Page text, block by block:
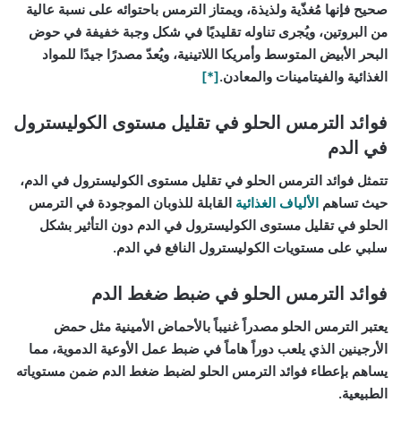
صحيح فإنها مُغذّية ولذيذة، ويمتاز الترمس باحتوائه على نسبة عالية
من البروتين، ويُجرى تناوله تقليديًا في شكل وجبة خفيفة في حوض
البحر الأبيض المتوسط ​​وأمريكا اللاتينية، ويُعدّ مصدرًا جيدًا للمواد
الغذائية والفيتامينات والمعادن.[*]
فوائد الترمس الحلو في تقليل مستوى الكوليسترول
في الدم
تتمثل فوائد الترمس الحلو في تقليل مستوى الكوليسترول في الدم،
حيث تساهم الألياف الغذائية القابلة للذوبان الموجودة في الترمس
الحلو فيتقليل مستوى الكوليسترول في الدم دون التأثير بشكل
سلبي على مستويات الكوليسترول النافع في الدم.
فوائد الترمس الحلو في ضبط ضغط الدم
يعتبر الترمس الحلو مصدراً غنيباً بالأحماض الأمينية مثل حمض
الأرجينين الذي يلعب دوراً هاماً في ضبط عمل الأوعية الدموية، مما
يساهم بإعطاء فوائد الترمس الحلو لضبط ضغط الدم ضمن مستوياته
الطبيعية.